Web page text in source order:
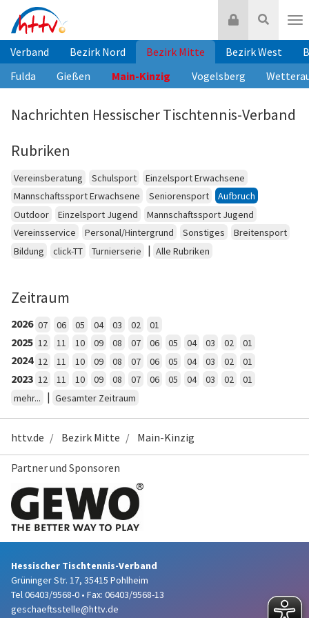
Inhalt
springen
Suche
Login
Verband Bezirk Nord Bezirk Mitte Bezirk West
Fulda
Gießen Main-Kinzig Vogelsberg
Nachrichten Hessischer Tischtennis-Verband
Rubriken
Vereinsberatung Schulsport
Einzelsport Erwachsene
Mannschaftssport Erwachsene
Seniorensport
Aufbruch
Outdoor
Einzelsport Jugend
Mannschaftssport Jugend
Vereinsservice
Personal/Hintergrund Sonstiges
Breitensport
Bildung
click-TT Turnierserie | Alle Rubriken
Zeitraum
2026 07 06 05 04 03 02 01
2025 12 11 10 09 08 07 06 05 04 03 02 01
2024 12 11 10 09 08 07 06 05 04 03 02 01
2023 12 11 10 09 08 07 06 05 04 03 02
01
mehr...
| Gesamter Zeitraum
httv.de Bezirk Mitte Main-Kinzig
Partner und Sponsoren
Hessischer Tischtennis-Verband
Grüninger Str. 17, 35415 Pohlheim
Tel 06403/9568-0 • Fax: 06403/9568-13
geschaeftsstelle@httv.de